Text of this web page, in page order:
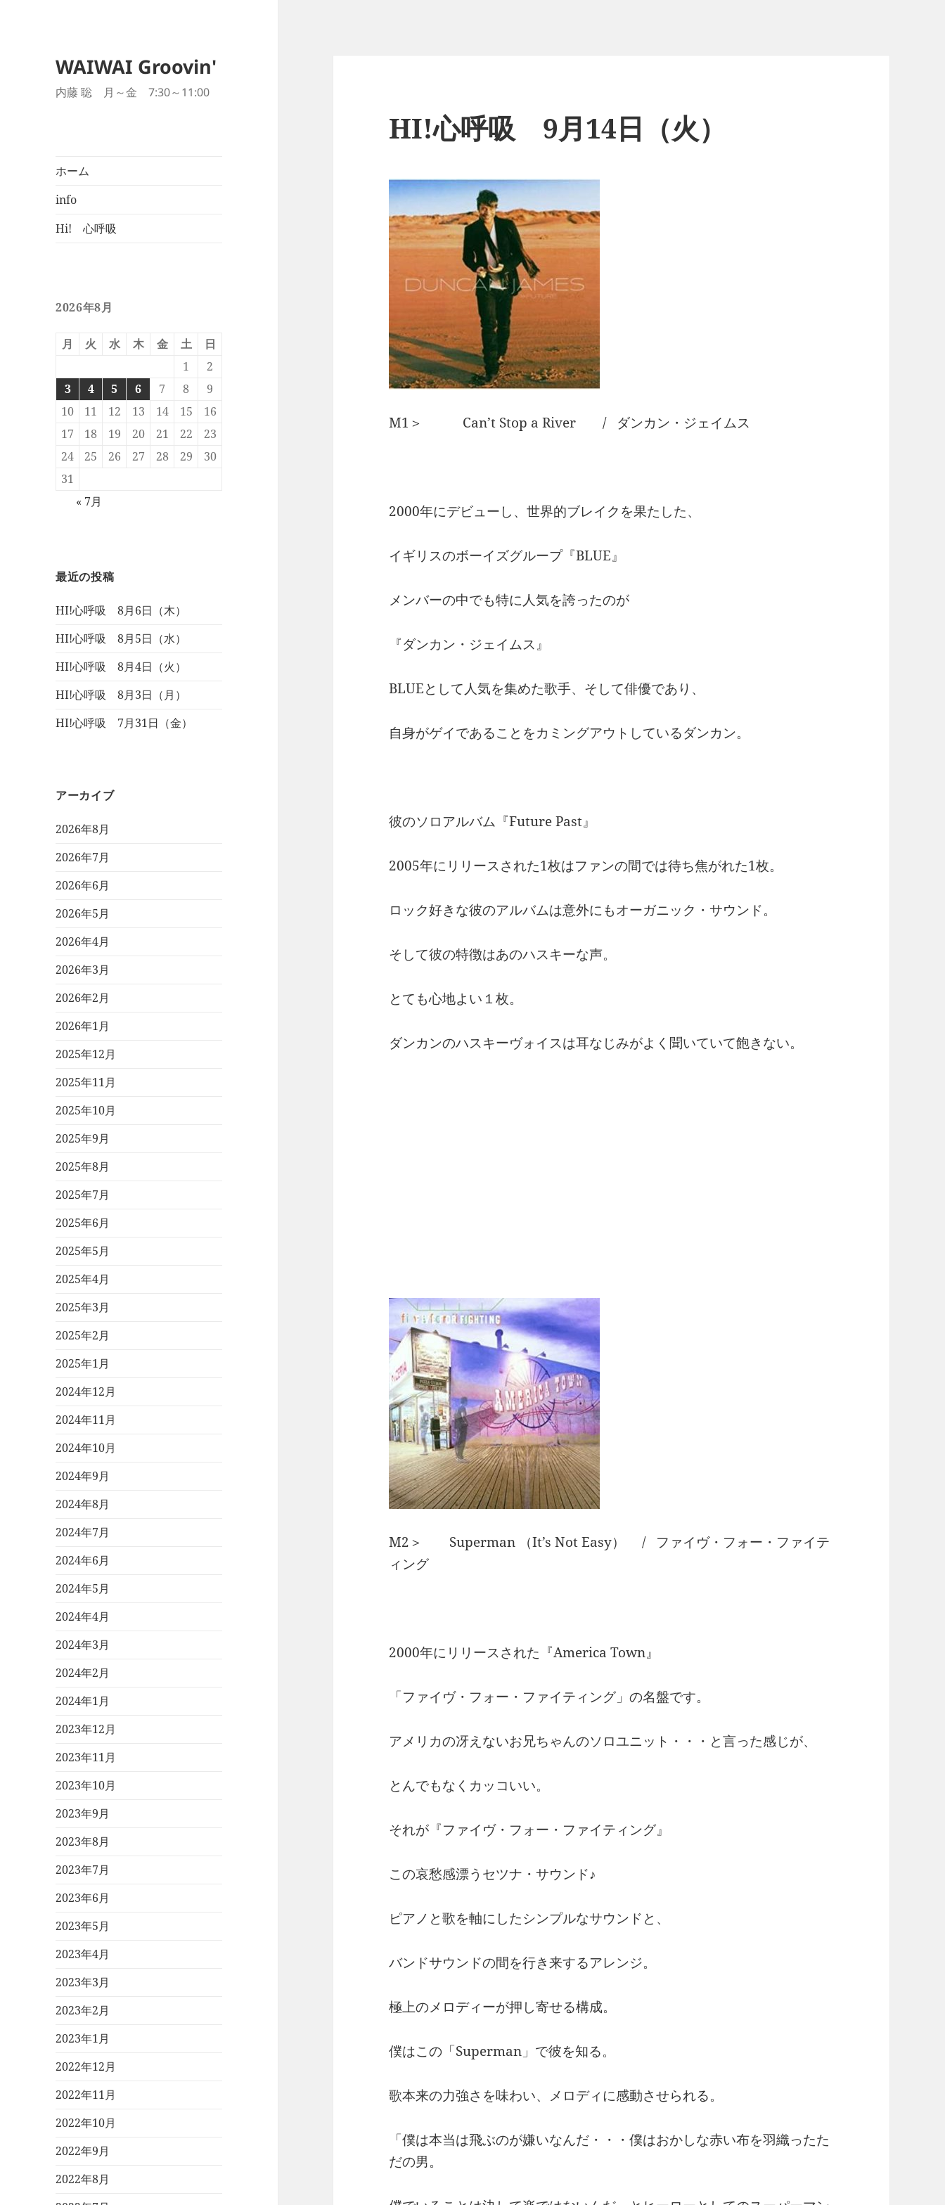
WAIWAI Groovin'
内藤 聡 月～金 7:30～11:00
ホーム
info
Hi! 心呼吸
2026年8月
月 火 水 木 金 土
日
1
2
3
4 5 6 7 8
9
10
11 12 13 14 15
16
17
18 19 20 21 22
23
24
25 26 27 28 29
30
31
« 7月
最近の投稿
HI!心呼吸 8月6日（木）
HI!心呼吸 8月5日（水）
HI!心呼吸 8月4日（火）
HI!心呼吸 8月3日（月）
HI!心呼吸 7月31日（金）
アーカイブ
2026年8月
2026年7月
2026年6月
2026年5月
2026年4月
2026年3月
2026年2月
2026年1月
2025年12月
2025年11月
2025年10月
2025年9月
2025年8月
2025年7月
2025年6月
2025年5月
2025年4月
2025年3月
2025年2月
2025年1月
2024年12月
2024年11月
2024年10月
2024年9月
2024年8月
2024年7月
2024年6月
2024年5月
2024年4月
2024年3月
2024年2月
2024年1月
2023年12月
2023年11月
2023年10月
2023年9月
2023年8月
2023年7月
2023年6月
2023年5月
2023年4月
2023年3月
2023年2月
2023年1月
2022年12月
2022年11月
2022年10月
2022年9月
2022年8月
HI!心呼吸 9月14日（火）
M1＞ Can’t Stop a River / ダンカン・ジェイムス
2000年にデビューし、世界的ブレイクを果たした、
イギリスのボーイズグループ『BLUE』
メンバーの中でも特に人気を誇ったのが
『ダンカン・ジェイムス』
BLUEとして人気を集めた歌手、そして俳優であり、
自身がゲイであることをカミングアウトしているダンカン。
彼のソロアルバム『Future Past』
2005年にリリースされた1枚はファンの間では待ち焦がれた1枚。
ロック好きな彼のアルバムは意外にもオーガニック・サウンド。
そして彼の特徴はあのハスキーな声。
とても心地よい１枚。
ダンカンのハスキーヴォイスは耳なじみがよく聞いていて飽きない。
M2＞ Superman （It’s Not Easy） / ファイヴ・フォー・ファイテ
ィング
2000年にリリースされた『America Town』
「ファイヴ・フォー・ファイティング」の名盤です。
アメリカの冴えないお兄ちゃんのソロユニット・・・と言った感じが、
とんでもなくカッコいい。
それが『ファイヴ・フォー・ファイティング』
この哀愁感漂うセツナ・サウンド♪
ピアノと歌を軸にしたシンプルなサウンドと、
バンドサウンドの間を行き来するアレンジ。
極上のメロディーが押し寄せる構成。
僕はこの「Superman」で彼を知る。
歌本来の力強さを味わい、メロディに感動させられる。
「僕は本当は飛ぶのが嫌いなんだ・・・僕はおかしな赤い布を羽織ったた
だの男。